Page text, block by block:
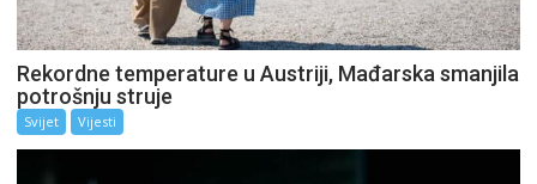
Rekordne temperature u Austriji, Mađarska smanjila
potrošnju struje
Svijet Vijesti